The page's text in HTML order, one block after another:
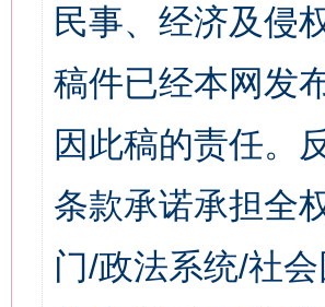
民事、经济及侵
稿件已经本网发
因此稿的责任。
条款承诺承担全
门/政法系统/社